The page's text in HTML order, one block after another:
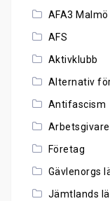
AFA3 Malmö
AFS
Aktivklubb
Alternativ
Antifascism
Företag
Gävlenorgs
Jämtlands